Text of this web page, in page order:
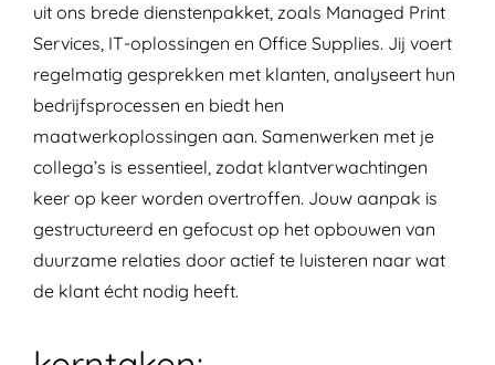
uit ons brede dienstenpakket, zoals Managed Print
Services, IT-oplossingen en Office Supplies. Jij voert
regelmatig gesprekken met klanten, analyseert hun
bedrijfsprocessen en biedt hen
maatwerkoplossingen aan. Samenwerken met je
collega’s is essentieel, zodat klantverwachtingen
keer op keer worden overtroffen. Jouw aanpak is
gestructureerd en gefocust op het opbouwen van
duurzame relaties door actief te luisteren naar wat
de klant écht nodig heeft.